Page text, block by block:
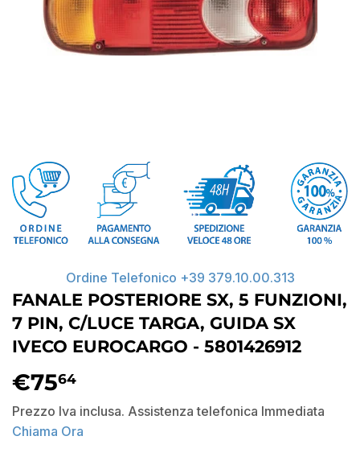
Ordine Telefonico +39 379.10.00.313
FANALE POSTERIORE SX, 5 FUNZIONI,
7 PIN, C/LUCE TARGA, GUIDA SX
IVECO EUROCARGO - 5801426912
€7564
Prezzo Iva inclusa. Assistenza telefonica Immediata
Chiama Ora